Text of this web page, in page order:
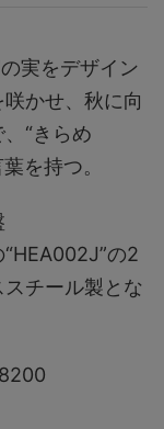
実をデザイン
かせ、秋に向
“きらめ
を持つ。
の2
チール製とな